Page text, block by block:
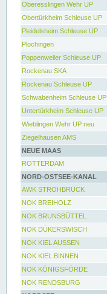
Oberesslingen Wehr UP
Obertürkheim Schleuse UP
Pleidelsheim Schleuse UP
Plochingen
Poppenweiler Schleuse UP
Rockenau SKA
Rockenau Schleuse UP
Schwabenheim Schleuse UP
Untertürkheim Schleuse UP
Wieblingen Wehr UP neu
Ziegelhausen AMS
NEUE MAAS
ROTTERDAM
NORD-OSTSEE-KANAL
AWK STROHBRÜCK
NOK BREIHOLZ
NOK BRUNSBÜTTEL
NOK DÜKERSWISCH
NOK KIEL AUSSEN
NOK KIEL BINNEN
NOK KÖNIGSFÖRDE
NOK RENDSBURG